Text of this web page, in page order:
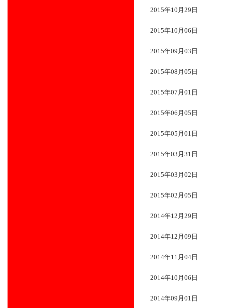
2015年10月29日
2015年10月06日
2015年09月03日
2015年08月05日
2015年07月01日
2015年06月05日
2015年05月01日
2015年03月31日
2015年03月02日
2015年02月05日
2014年12月29日
2014年12月09日
2014年11月04日
2014年10月06日
2014年09月01日